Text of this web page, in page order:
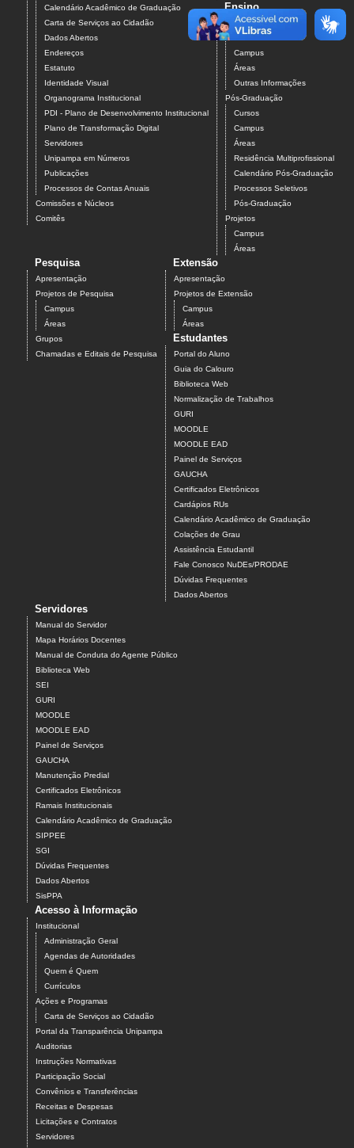
Calendário Acadêmico de Graduação
Carta de Serviços ao Cidadão
Dados Abertos
Endereços
Estatuto
Identidade Visual
Organograma Institucional
PDI - Plano de Desenvolvimento Institucional
Plano de Transformação Digital
Servidores
Unipampa em Números
Publicações
Processos de Contas Anuais
Comissões e Núcleos
Comitês
Ensino
Graduação
Campus
Áreas
Outras Informações
Pós-Graduação
Cursos
Campus
Áreas
Residência Multiprofissional
Calendário Pós-Graduação
Processos Seletivos
Pós-Graduação
Projetos
Campus
Áreas
Pesquisa
Apresentação
Projetos de Pesquisa
Campus
Áreas
Grupos
Chamadas e Editais de Pesquisa
Extensão
Apresentação
Projetos de Extensão
Campus
Áreas
Estudantes
Portal do Aluno
Guia do Calouro
Biblioteca Web
Normalização de Trabalhos
GURI
MOODLE
MOODLE EAD
Painel de Serviços
GAUCHA
Certificados Eletrônicos
Cardápios RUs
Calendário Acadêmico de Graduação
Colações de Grau
Assistência Estudantil
Fale Conosco NuDEs/PRODAE
Dúvidas Frequentes
Dados Abertos
Servidores
Manual do Servidor
Mapa Horários Docentes
Manual de Conduta do Agente Público
Biblioteca Web
SEI
GURI
MOODLE
MOODLE EAD
Painel de Serviços
GAUCHA
Manutenção Predial
Certificados Eletrônicos
Ramais Institucionais
Calendário Acadêmico de Graduação
SIPPEE
SGI
Dúvidas Frequentes
Dados Abertos
SisPPA
Acesso à Informação
Institucional
Administração Geral
Agendas de Autoridades
Quem é Quem
Currículos
Ações e Programas
Carta de Serviços ao Cidadão
Portal da Transparência Unipampa
Auditorias
Instruções Normativas
Participação Social
Convênios e Transferências
Receitas e Despesas
Licitações e Contratos
Servidores